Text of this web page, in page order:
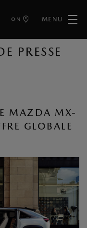
ON MENU
PRESSE
MAZDA MX-
GLOBALE